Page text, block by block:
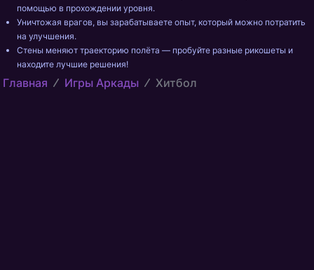
помощью в прохождении уровня.
Уничтожая врагов, вы зарабатываете опыт, который можно потратить
на улучшения.
Стены меняют траекторию полёта — пробуйте разные рикошеты и
находите лучшие решения!
Главная Игры Аркады Хитбол